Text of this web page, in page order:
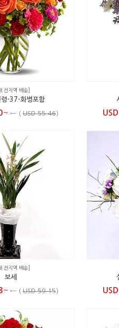
전지역 배송]
령-37-화병포함
~ ← (USD 55.46)
전지역 배송]
보세
~ ← (USD 59.15)